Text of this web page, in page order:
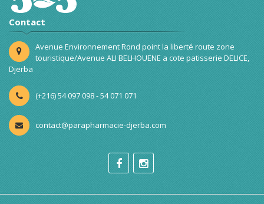
Contact
Avenue Environnement Rond point la liberté route zone
touristique/Avenue ALI BELHOUENE a cote patisserie DELICE,
Djerba
(+216) 54 097 098 - 54 071 071
contact@parapharmacie-djerba.com